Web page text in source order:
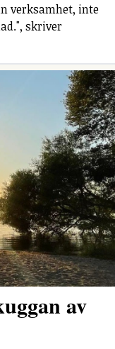
verksamhet, inte
skriver
av